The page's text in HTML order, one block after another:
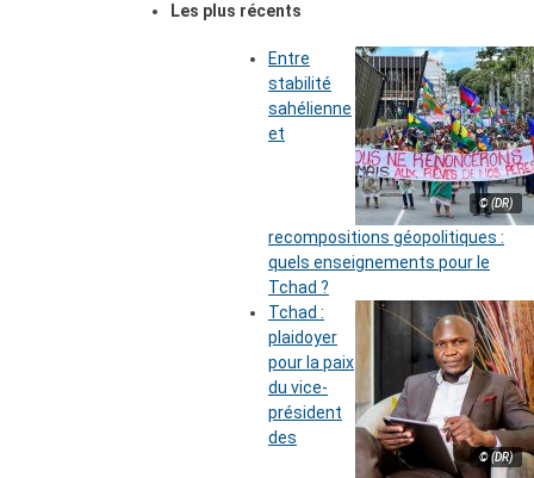
Les plus récents
© (DR)
Entre
stabilité
sahélienne
et
recompositions géopolitiques :
quels enseignements pour le
Tchad ?
© (DR)
Tchad :
plaidoyer
pour la paix
du vice-
président
des